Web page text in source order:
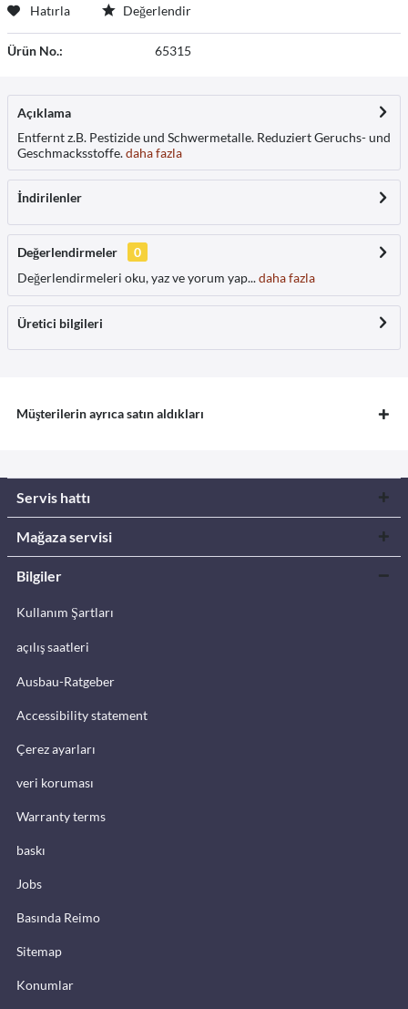
Hatırla Değerlendir
Ürün No.: 65315
Açıklama
Entfernt z.B. Pestizide und Schwermetalle. Reduziert Geruchs- und
Geschmacksstoffe.daha fazla
İndirilenler
Değerlendirmeler
0
Değerlendirmeleri oku, yaz ve yorum yap...daha fazla
Üretici bilgileri
Müşterilerin ayrıca satın aldıkları
Servis hattı
Mağaza servisi
Bilgiler
Kullanım Şartları
açılış saatleri
Ausbau-Ratgeber
Accessibility statement
Çerez ayarları
veri koruması
Warranty terms
baskı
Jobs
Basında Reimo
Sitemap
Konumlar